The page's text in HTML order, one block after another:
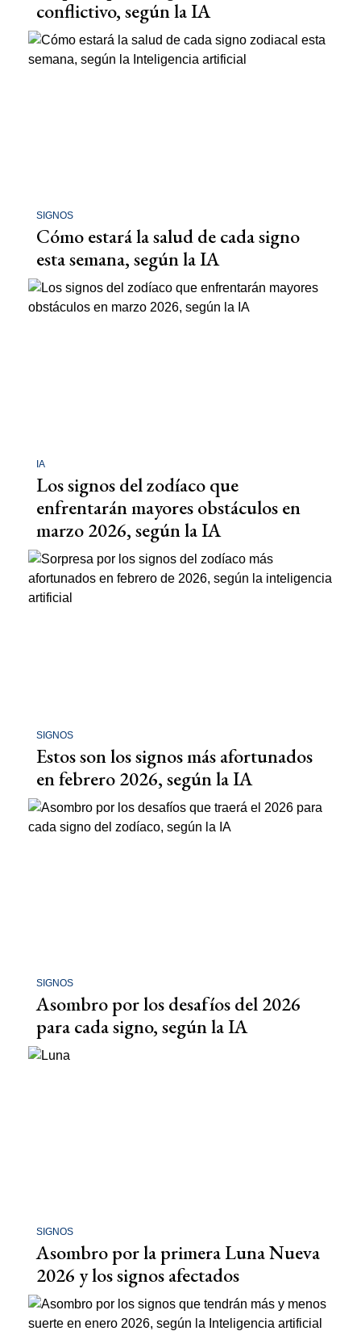
conflictivo, según la IA
SIGNOS
Cómo estará la salud de cada signo
esta semana, según la IA
IA
Los signos del zodíaco que
enfrentarán mayores obstáculos en
marzo 2026, según la IA
SIGNOS
Estos son los signos más afortunados
en febrero 2026, según la IA
SIGNOS
Asombro por los desafíos del 2026
para cada signo, según la IA
SIGNOS
Asombro por la primera Luna Nueva
2026 y los signos afectados